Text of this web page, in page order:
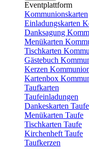
Eventplattform
Kommunionskarten
Einladungskarten
Danksagung
Menükarten
Tischkarten
Gästebuch
Kerzen
Kartenbox
Taufkarten
Taufeinladungen
Dankeskarten Taufe
Menükarten Taufe
Tischkarten Taufe
Kirchenheft Taufe
Taufkerzen